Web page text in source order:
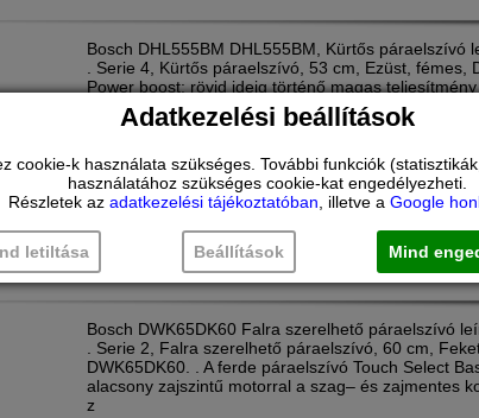
Bosch DHL555BM DHL555BM, Kürtős páraelszívó
. Serie 4, Kürtős páraelszívó, 53 cm, Ezüst, fémes,
Power boost: rövid ideig történő magas
maximális elszívóerő minimális zajjal. . Design: .
Márkabolt ár:93.900Ft
Bosch DWK65DK60 Falra szerelhető páraelszívó
. Serie 2, Falra szerelhető páraelszívó, 60 cm,
DWK65DK60. . A ferde páraelszívó Touch Select
alacsony zajszintű motorral a szag– és zajmentes
z
Adatkezelési beállítások
cookie-k használata szükséges. További funkciók
használatához szükséges cookie-kat engedélyezheti.
Részletek az adatkezelési tájékoztatóban , illetve a Google
letiltása Beállítások Mind